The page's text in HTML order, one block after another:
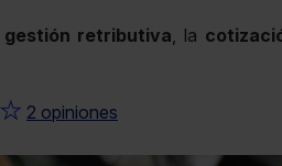
gestión retributiva, la
★ 2 opiniones